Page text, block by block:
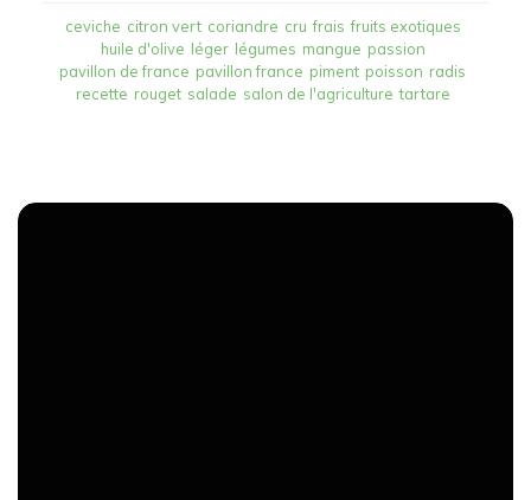
ceviche citron vert coriandre cru frais fruits exotiques
huile d'olive léger légumes mangue passion
pavillon de france pavillon france piment poisson radis
recette rouget salade salon de l'agriculture tartare